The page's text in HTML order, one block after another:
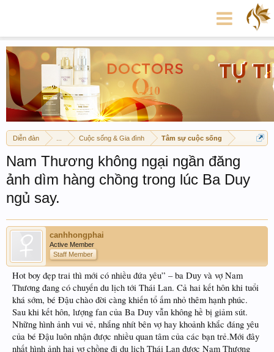
Diễn đàn Cuộc sống & Gia đình Tâm sự cuộc sống
Nam Thương không ngại ngần đăng
ảnh dìm hàng chồng trong lúc Ba Duy
ngủ say.
canhhongphai
Active Member
Staff Member
Hot boy đẹp trai thì mới có nhiều đứa yêu” – ba Duy và vợ Nam
Thương đang có chuyến du lịch tới Thái Lan. Cả hai kết hôn khi tuổi
khá sớm, bé Đậu chào đời càng khiến tổ ấm nhỏ thêm hạnh phúc.
Sau khi kết hôn, lượng fan của Ba Duy vẫn không hề bị giảm sút.
Những hình ảnh vui vẻ, nhắng nhít bên vợ hay khoảnh khắc đáng yêu
của bé Đậu luôn nhận được nhiều quan tâm của các bạn trẻ.Mới đây
nhất hình ảnh hai vợ chồng đi du lịch Thái Lan được Nam Thương